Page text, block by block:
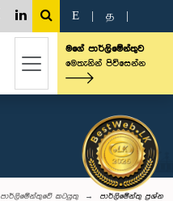
E த
මගේ පාර්ලිමේන්තුව
මෙතැනින් පිවිසෙන්න
පාර්ලිමේන්තුවේ කටයුතු පාර්ලි‌මේන්තු‌ ප්‍රශ්න